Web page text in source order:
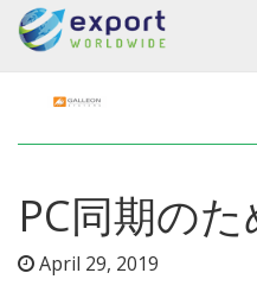
PC同期の
April 29, 2019